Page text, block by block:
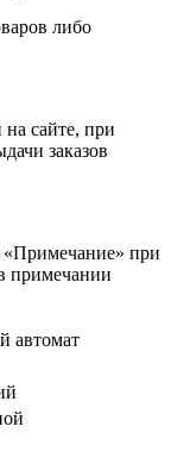
либо
на сайте, при
заказов
«Примечание» при
примечании
автомат